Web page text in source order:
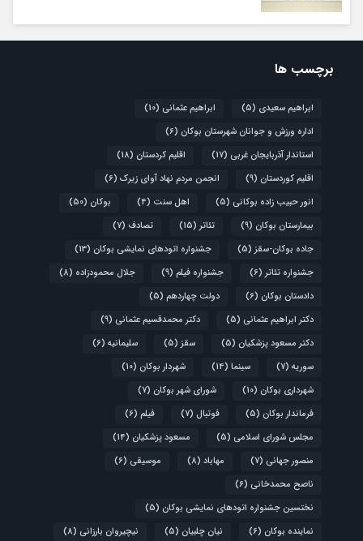
برچسب ها
ابراهیم سعیدی (5) ابراهیم عثمانی (10)
اداره ورزش و جوانان شهرستان بوکان (6)
استاندار آذربایجان غربی (17) اقلیم کردستان (18)
اقلیم کوردستان (9) انجمن مردم نهاد آوای زیرک (6)
انور حبیب زاده بوکانی (5) اهل سنت (4) بوکان (50)
بیمارستان بوکان (9) تئاتر (15) تصادف (7)
جاده بوکان-سقز (5) جشنواره اتودهای نمایشی بوکان (13)
جشنواره تئاتر (6) جشنواره فیلم (9) جلال محمودزاده (8)
دادستان بوکان (6) دولت چهاردهم (5)
دکتر ابراهیم عثمانی (5) دکتر محمدقسیم عثمانی (9)
دکتر مسعود پزشکیان (5) سقز (5) سلیمانیه (6)
سوریه (7) سینما (14) شهردار بوکان (10)
شهرداری بوکان (10) شورای شهر بوکان (7)
فرماندار بوکان (5) فوتبال (7) فیلم (6)
مجلس شورای اسلامی (5) مسعود پزشکیان (14)
منصور جهانی (7) مهاباد (8) موسیقی (6)
ناصح محمدخانی (6)
نختسین جشنواره اتودهای نمایشی بوکان (5)
نماینده بوکان (6) نیان چلبیان (5) نیچیروان بارزانی (8)